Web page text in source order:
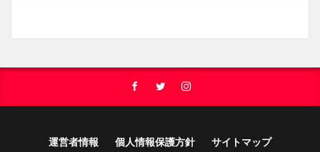
運営者情報 個人情報保護方針
サイトマップ